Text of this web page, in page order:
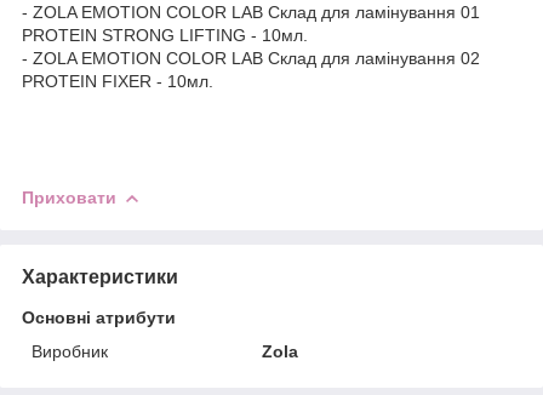
- ZOLA EMOTION COLOR LAB Склад для ламінування 01
PROTEIN STRONG LIFTING - 10мл.
- ZOLA EMOTION COLOR LAB Склад для ламінування 02
PROTEIN FIXER - 10мл.
Приховати
Характеристики
Основні атрибути
Виробник
Zola